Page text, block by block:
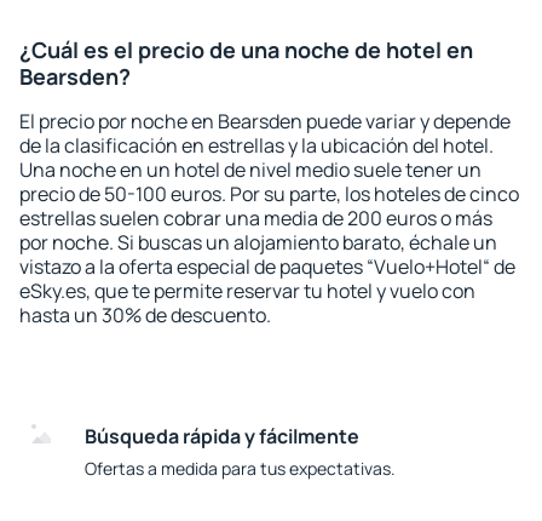
¿Cuál es el precio de una noche de hotel en
Bearsden?
El precio por noche en Bearsden puede variar y depende
de la clasificación en estrellas y la ubicación del hotel.
Una noche en un hotel de nivel medio suele tener un
precio de 50-100 euros. Por su parte, los hoteles de cinco
estrellas suelen cobrar una media de 200 euros o más
por noche. Si buscas un alojamiento barato, échale un
vistazo a la oferta especial de paquetes “Vuelo+Hotel“ de
eSky.es, que te permite reservar tu hotel y vuelo con
hasta un 30% de descuento.
Búsqueda rápida y fácilmente
Ofertas a medida para tus expectativas.